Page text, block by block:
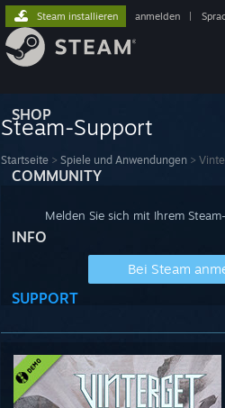
SHOP
COMMUNITY
INFO
SUPPORT
Steam installieren anmelden
Steam-Support
Startseite > Spiele und Anwendungen >
Melden Sie sich mit Ihrem
Bei Steam